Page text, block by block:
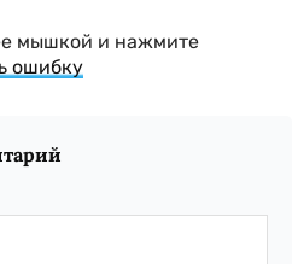
мышкой и нажмите
ошибку